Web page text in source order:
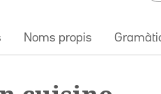
Noms propis